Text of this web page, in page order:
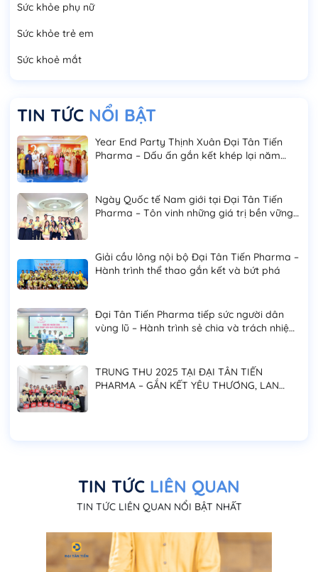
Sức khỏe phụ nữ
Sức khỏe trẻ em
Sức khoẻ mắt
TIN TỨC NỔI BẬT
Year End Party Thịnh Xuân Đại Tân Tiến
Pharma – Dấu ấn gắn kết khép lại năm
Ngày Quốc tế Nam giới tại Đại Tân Tiến
Pharma – Tôn vinh những giá trị bền vững
Giải cầu lông nội bộ Đại Tân Tiến Pharma –
Hành trình thể thao gắn kết và bứt phá
Đại Tân Tiến Pharma tiếp sức người dân
vùng lũ – Hành trình sẻ chia và trách nhiệm
TRUNG THU 2025 TẠI ĐẠI TÂN TIẾN
PHARMA – GẮN KẾT YÊU THƯƠNG, LAN
TIN TỨC LIÊN QUAN
TIN TỨC LIÊN QUAN NỔI BẬT NHẤT